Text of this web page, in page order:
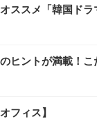
ススメ「韓国ドラ
ヒントが満載！
フィス】